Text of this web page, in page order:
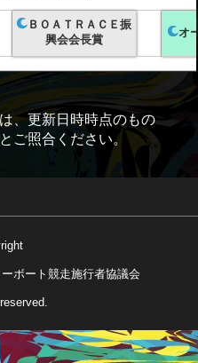
ＢＯＡＴＲＡＣＥ振
興会会長賞
オ
、更新日時時点のもの
ご照合ください。
ボート競走施行者協議会